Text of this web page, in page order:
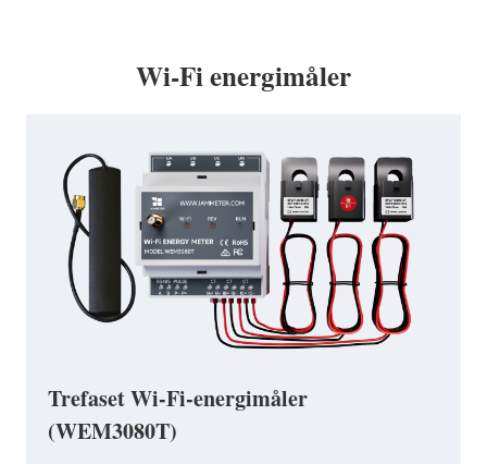
Wi-Fi energimåler
Trefaset Wi-Fi-energimåler
(WEM3080T)